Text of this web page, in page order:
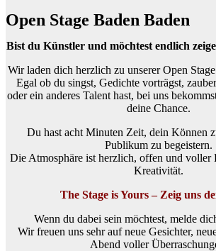
Open Stage Baden Baden
Bist du Künstler und möchtest endlich
Wir laden dich herzlich zu unserer Open
Egal ob du singst, Gedichte vorträgst,
oder ein anderes Talent hast, bei uns
deine Chance.
Du hast acht Minuten Zeit, dein Können
Publikum zu begeistern.
Die Atmosphäre ist herzlich, offen und voller
Kreativität.
The Stage is Yours – Zeig uns
Wenn du dabei sein möchtest, melde
Wir freuen uns sehr auf neue Gesichter,
Abend voller